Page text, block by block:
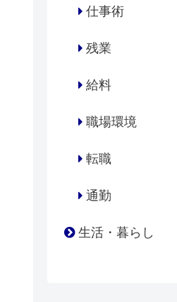
仕事術
残業
給料
職場環境
転職
通勤
生活・暮らし